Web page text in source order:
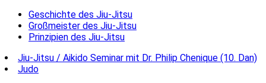
Geschichte des Jiu-Jitsu
Großmeister des Jiu-Jitsu
Prinzipien des Jiu-Jitsu
Jiu-Jitsu / Aikido Seminar mit Dr. Philip Chenique (10. Dan)
Judo